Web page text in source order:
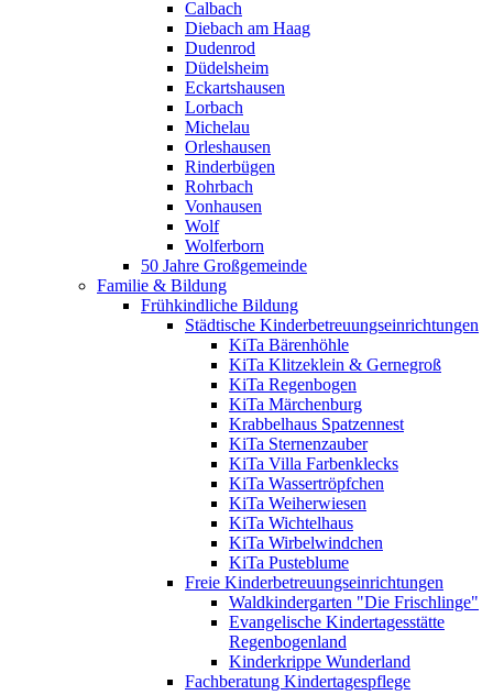
Calbach
Diebach am Haag
Dudenrod
Düdelsheim
Eckartshausen
Lorbach
Michelau
Orleshausen
Rinderbügen
Rohrbach
Vonhausen
Wolf
Wolferborn
50 Jahre Großgemeinde
Familie & Bildung
Frühkindliche Bildung
Städtische Kinderbetreuungseinrichtungen
KiTa Bärenhöhle
KiTa Klitzeklein & Gernegroß
KiTa Regenbogen
KiTa Märchenburg
Krabbelhaus Spatzennest
KiTa Sternenzauber
KiTa Villa Farbenklecks
KiTa Wassertröpfchen
KiTa Weiherwiesen
KiTa Wichtelhaus
KiTa Wirbelwindchen
KiTa Pusteblume
Freie Kinderbetreuungseinrichtungen
Waldkindergarten "Die Frischlinge"
Evangelische Kindertagesstätte
Regenbogenland
Kinderkrippe Wunderland
Fachberatung Kindertagespflege